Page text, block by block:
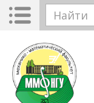
Перейти к
Toggle
navigation